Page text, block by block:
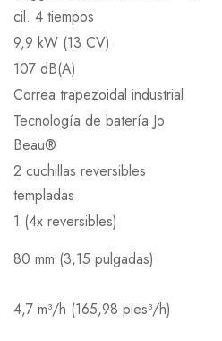
cil. 4 tiempos
9,9 kW (13 CV)
107 dB(A)
Correa trapezoidal industrial
Tecnología de batería Jo
Beau®
2 cuchillas reversibles
templadas
1 (4x reversibles)
80 mm (3,15 pulgadas)
4,7 m³/h (165,98 pies³/h)